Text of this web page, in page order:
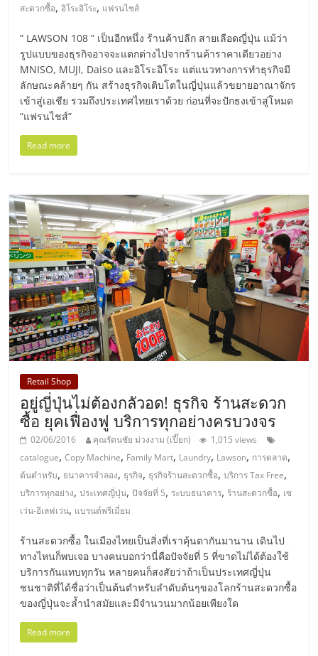
สะดวกซื้อ,อิโระอิโระ, แฟรนไชส์
” LAWSON 108 ” เป็นอีกหนึ่ง ร้านค้าปลีก สายเลือดญี่ปุ่น แม้ว่า
รูปแบบของธุรกิจอาจจะแตกต่างไปจากร้านค้าราคาเดียวอย่าง
MNISO, MUJI, Daiso และอิโระอิโระ แต่แนวทางการทำธุรกิจมี
ลักษณะคล้ายๆ กัน สร้างธุรกิจเติบโตในญี่ปุ่นแล้วขยายอาณาจักร
เข้าสู่เอเชีย รวมถึงประเทศไทยเราด้วย ก่อนที่จะปักธงเข้าสู่โหมด
“แฟรนไชส์”
Read more
Retail Shop
อยู่ญี่ปุ่นไม่ต้องกลัวอด! ธุรกิจ ร้านสะดวก
ซื้อ ยุคเฟื่องฟู บริการทุกอย่างครบวงจร
02/06/2016 คุณรัตนชัย ม่วงงาม (เปี๊ยก)
1,015 views
catalogue,Copy Machine, Family Mart, Laundry, Lawson, การตลาด,
ต้นตำหรับ, ธนาคารจำลอง, ธุรกิจ, ธุรกิจร้านสะดวกซื้อ,บริการ Tax Free,
บริการทุกอย่าง,ประเทศญี่ปุ่น,ปัจจัยที่ 5, ระบบธนาคาร, ร้านสะดวกซื้อ, เซ
เว่น-อีเลฟเว่น, แบรนด์พรีเมี่ยม
ร้านสะดวกซื้อ ในเมืองไทยเป็นสิ่งที่เราคุ้นตากันมานาน เดินไป
ทางไหนก็พบเจอ บางคนบอกว่านี่คือปัจจัยที่ 5 ที่ขาดไม่ได้ต้องใช้
บริการกันแทบทุกวัน หลายคนก็สงสัยว่าถ้าเป็นประเทศญี่ปุ่น
ชนชาติที่ได้ชื่อว่าเป็นต้นตำหรับลำดับต้นๆของโลกร้านสะดวกซื้อ
ของญี่ปุ่นจะล้ำนำสมัยและมีจำนวนมากน้อยเพียงใด
Read more